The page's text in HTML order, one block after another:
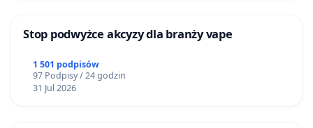
Stop podwyżce akcyzy dla branży vape
1 501 podpisów
97 Podpisy / 24 godzin
31 Jul 2026